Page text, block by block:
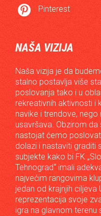
 Pinterest
NAŠA VIZIJA
Naša vizija je da
stalno postavlja više
poslovanja tako i u
rekreativnih aktivnosti i
navike i trendove,
usavršava. Obzirom
nastojat ćemo
dolazi i nastaviti graditi
subjekte kako bi FK
Tehnograd“ imali
najvećim rangovima
jedan od krajnjih ciljeva
reprezentacija svoje
igra na glavnom terenu